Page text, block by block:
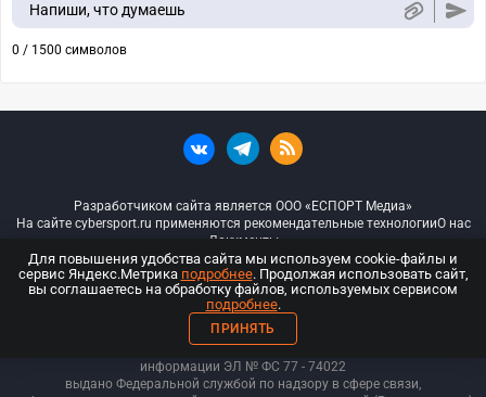
Напиши, что думаешь
0 / 1500 символов
Разработчиком сайта является ООО «ЕСПОРТ Медиа»
На сайте cybersport.ru применяются рекомендательные технологииО нас
Документы
© ООО «Киберспорт.ру» — Все права защищены
18+
ООО «Киберспорт.ру». Свидетельство о регистрации средств массовой
информации ЭЛ № ФС 77 - 74022
выдано Федеральной службой по надзору в сфере связи,
Для повышения удобства сайта мы используем cookie-файлы и
сервис Яндекс.Метрика подробнее. Продолжая использовать сайт,
вы соглашаетесь на обработку файлов, используемых сервисом
подробнее.
ПРИНЯТЬ